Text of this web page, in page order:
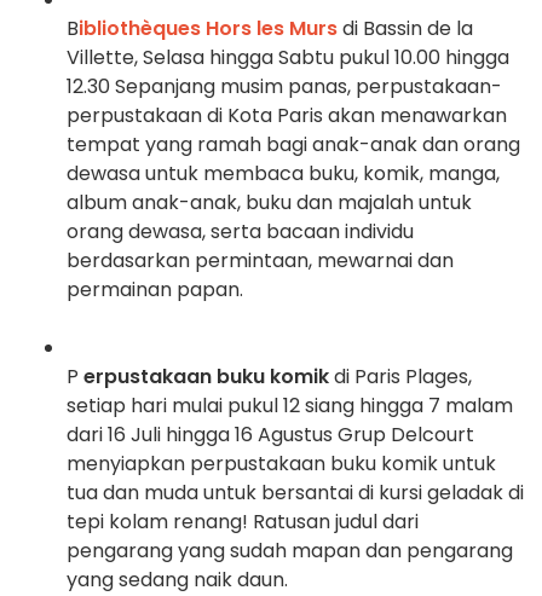
Bibliothèques Hors les Mursdi Bassin de la
Villette, Selasa hingga Sabtu pukul 10.00 hingga
12.30 Sepanjang musim panas, perpustakaan-
perpustakaan di Kota Paris akan menawarkan
tempat yang ramah bagi anak-anak dan orang
dewasa untuk membaca buku, komik, manga,
album anak-anak, buku dan majalah untuk
orang dewasa, serta bacaan individu
berdasarkan permintaan, mewarnai dan
permainan papan.
P erpustakaan buku komikdi Paris Plages,
setiap hari mulai pukul 12 siang hingga 7 malam
dari 16 Juli hingga 16 Agustus Grup Delcourt
menyiapkan perpustakaan buku komik untuk
tua dan muda untuk bersantai di kursi geladak di
tepi kolam renang! Ratusan judul dari
pengarang yang sudah mapan dan pengarang
yang sedang naik daun.